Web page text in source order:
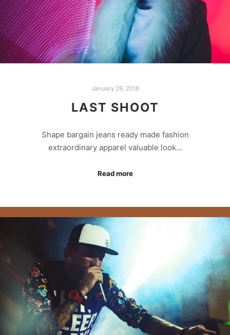
January 29, 2018
LAST SHOOT
Shape bargain jeans ready made fashion
extraordinary apparel valuable look…
Read more